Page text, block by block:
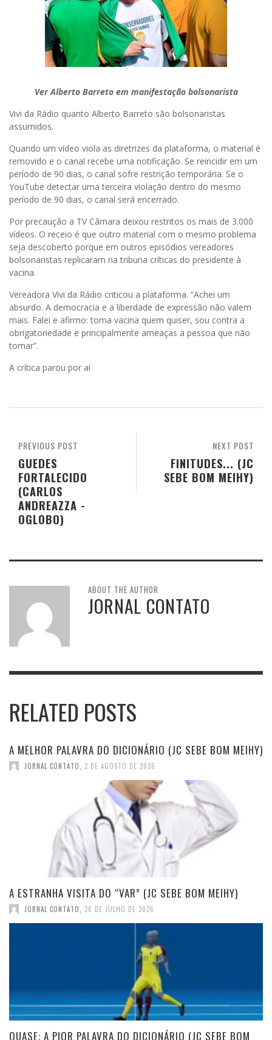
Ver Alberto Barreto em manifestação bolsonarista
Vivi da Rádio quanto Alberto Barreto são bolsonaristas
assumidos.
Quando um vídeo viola as diretrizes da plataforma, o material é
removido e o canal recebe uma notificação. Se reincidir em um
período de 90 dias, o canal sofre restrição temporária. Se o
YouTube detectar uma terceira violação dentro do mesmo
período de 90 dias, o canal será encerrado.
Por precaução a TV Câmara deixou restritos os mais de 3.000
vídeos. O receio é que outro material com o mesmo problema
seja descoberto porque em outros episódios vereadores
bolsonaristas replicaram na tribuna críticas do presidente à
vacina.
Vereadora Vivi da Rádio criticou a plataforma. “Achei um
absurdo. A democracia e a liberdade de expressão não valem
mais. Falei e afirmo: toma vacina quem quiser, sou contra a
obrigatoriedade e principalmente ameaças a pessoa que não
tomar”.
A crítica parou por aí
NEXT POST
FINITUDES... (JC
SEBE BOM MEIHY)
PREVIOUS POST
GUEDES
FORTALECIDO
(CARLOS
ANDREAZZA -
OGLOBO)
ABOUT THE AUTHOR
JORNAL CONTATO
RELATED POSTS
A MELHOR PALAVRA DO DICIONÁRIO (JC SEBE BOM MEIHY)
JORNAL CONTATO, 2 DE AGOSTO DE 2026
A ESTRANHA VISITA DO “VAR” (JC SEBE BOM MEIHY)
JORNAL CONTATO 26 DE JULHO DE 2026
QUASE: A PIOR PALAVRA DO DICIONÁRIO (JC SEBE BOM